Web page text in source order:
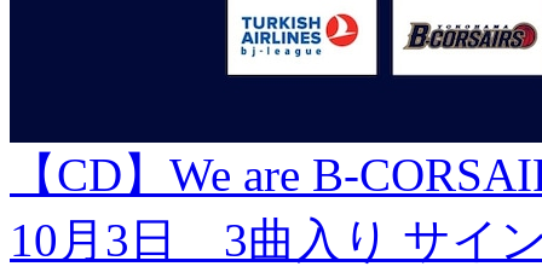
【CD】We are B-
10月3日 3曲入り サイ